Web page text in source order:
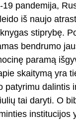
pandemija,
iš naujo
stiprybę.
bendrumo
paramą
skaitymą yra
patyrimu dalintis
tai daryti. O
institucijos